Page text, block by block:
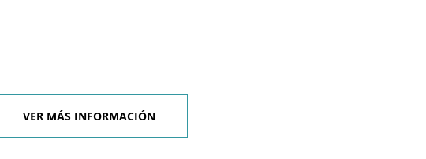
VER MÁS INFORMACIÓN